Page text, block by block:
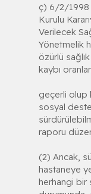
ç) 6/2/1998
Kurulu
Verilecek
Yönetmelik
özürlü
kaybı
geçerli olup
sosyal
raporu
(2) Ancak,
hastaneye
herhangi